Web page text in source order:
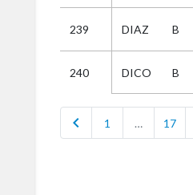
239 DIAZ B
240 DICO B
chevron_left 1 … 17